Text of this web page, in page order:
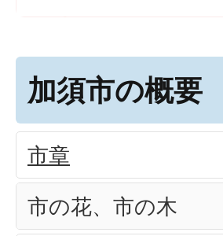
加須市の概要
市章
市の花、市の木